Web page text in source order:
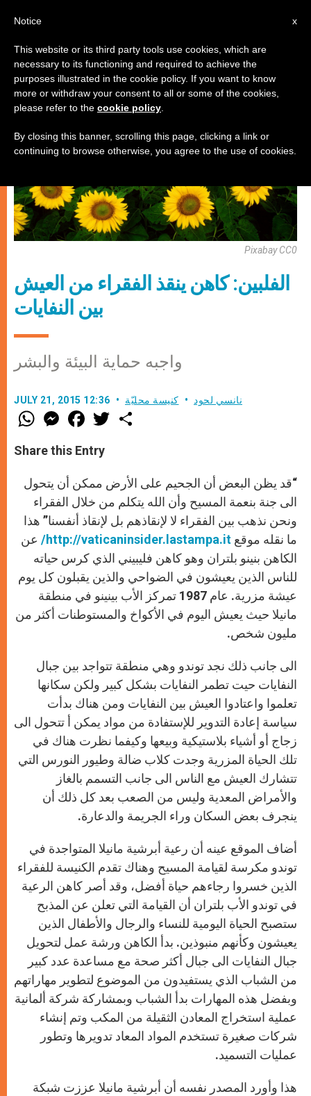
كنيسة محليّة
Pixabay CC0
الفلبين: كاهن ينقذ الفقراء من العيش
بين النفايات
واجبه حماية البيئة والبشر
JULY 21, 2015 12:36 نانسي لحود كنيسة محليّة
W
h
t
s
p
p
M
e
s
e
g
e
r
F
a
e
b
o
k
T
w
r
Share this Entry
“قد يظن البعض أن الجحيم على الأرض ممكن أن يتحول
الى جنة بنعمة المسيح وأن الله يتكلم من خلال الفقراء
ونحن نذهب بين الفقراء لا لإنقاذهم بل لإنقاذ أنفسنا” هذا
ما نقله موقع http://vaticaninsider.lastampa.it
/ عن
الكاهن بنينو بلتران وهو كاهن فليبيني الذي كرس حياته
للناس الذين يعيشون في الضواحي والذين يقبلون كل يوم
عيشة مزرية. عام 1987 تمركز الأب بينينو في منطقة
مانيلا حيث يعيش اليوم في الأكواخ والمستوطنات أكثر من
مليون شخص.
الى جانب ذلك نجد توندو وهي منطقة تتواجد بين جبال
النفايات حيت تطمر النفايات بشكل كبير ولكن سكانها
تعلموا واعتادوا العيش بين النفايات ومن هناك بدأت
سياسة إعادة التدوير للإستفادة من مواد يمكن أ تتحول الى
زجاج أو أشياء بلاستيكية وبيعها وكيفما نظرت هناك في
تلك الحياة المزرية وجدت كلاب ضالة وطيور النورس التي
تتشارك العيش مع الناس الى جانب التسمم بالغاز
والأمراض المعدية وليس من الصعب بعد كل ذلك أن
ينجرف بعض السكان وراء الجريمة والدعارة.
أضاف الموقع عينه أن رعية أبرشية مانيلا المتواجدة في
توندو مكرسة لقيامة المسيح وهناك تقدم الكنيسة للفقراء
الذين خسروا رجاءهم حياة أفضل، وقد أصر كاهن الرعية
في توندو الأب بلتران أن القيامة التي تعلن عن المذبح
ستصبح الحياة اليومية للنساء والرجال والأطفال الذين
يعيشون وكأنهم منبوذين. بدأ الكاهن ورشة عمل لتحويل
جبال النفايات الى جبال أكثر صحة مع مساعدة عدد كبير
من الشباب الذي يستفيدون من الموضوع لتطوير مهاراتهم
وبفضل هذه المهارات بدأ الشباب وبمشاركة شركة ألمانية
عملية استخراج المعادن الثقيلة من المكب وتم إنشاء
شركات صغيرة تستخدم المواد المعاد تدويرها وتطور
عمليات التسميد.
هذا وأورد المصدر نفسه أن أبرشية مانيلا عززت شبكة
x
Notice
This website or its third party tools use cookies, which are
necessary to its functioning and required to achieve the
purposes illustrated in the cookie policy. If you want to know
more or withdraw your consent to all or some of the cookies,
please refer to the cookie policy
By closing this banner, scrolling this page, clicking a link or
continuing to browse otherwise, you agree to the use of cookies.